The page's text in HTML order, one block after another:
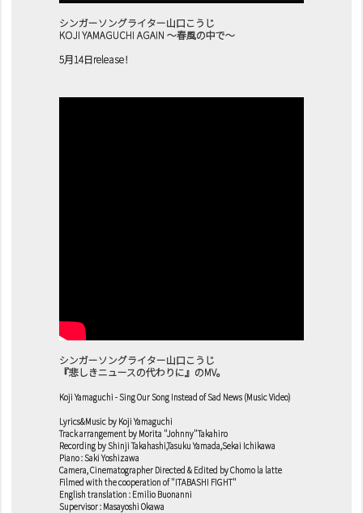
シンガーソングライター山口こうじ
KOJI YAMAGUCHI AGAIN 〜春風の中で〜
5月14日release！
シンガーソングライター山口こうじ
『悲しきニュースの代わりに』のMV。
Koji Yamaguchi - Sing Our Song Instead of Sad News (Music Video)
Lyrics&Music by Koji Yamaguchi
Track arrangement by Morita "Johnny"Takahiro
Recording by Shinji Takahashi,Tasuku Yamada,Sekai Ichikawa
Piano : Saki Yoshizawa
Camera, Cinematographer Directed & Edited by Chomo la latte
Filmed with the cooperation of "ITABASHI FIGHT"
English translation : Emilio Buonanni
Supervisor : Masayoshi Okawa